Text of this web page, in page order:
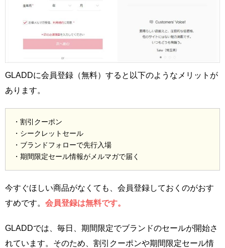
GLADDに会員登録（無料）すると以下のようなメリットが
あります。
・割引クーポン
・シークレットセール
・ブランドフォローで先行入場
・期間限定セール情報がメルマガで届く
今すぐほしい商品がなくても、会員登録しておくのがおす
すめです。 会員登録は無料です。
GLADDでは、毎日、期間限定でブランドのセールが開始さ
れています。そのため、割引クーポンや期間限定セール情